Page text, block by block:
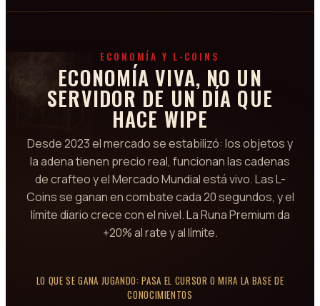
ECONOMÍA Y L-COINS
ECONOMÍA VIVA, NO UN
SERVIDOR DE UN DÍA QUE
HACE WIPE
Desde 2023 el mercado se estabilizó: los objetos y
la adena tienen precio real, funcionan las cadenas
de crafteo y el Mercado Mundial está vivo. Las L-
Coins se ganan en combate cada 20 segundos, y el
límite diario crece con el nivel. La Runa Premium da
+20% al rate y al límite.
LO QUE SE GANA JUGANDO: PASA EL CURSOR O MIRA LA BASE DE
CONOCIMIENTOS